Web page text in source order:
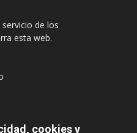
de los
esta web.
cookies y